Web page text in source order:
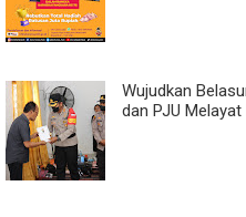
Wujudkan
dan PJU